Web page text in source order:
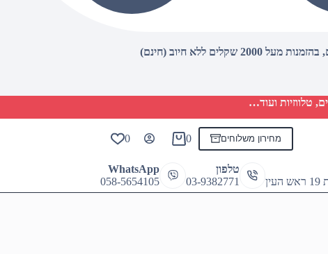
טלווזיות ועוד…
מחירון משלוחים
Shopping
0
0
טלפון
03-9382771
WhatsApp
058-5654105